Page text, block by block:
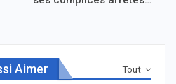
Tout
Aimer